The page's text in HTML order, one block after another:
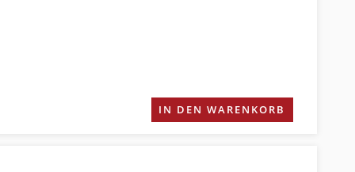
IN DEN WARENKORB